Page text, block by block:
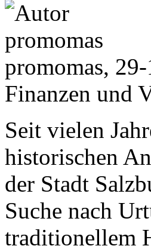
promomas,
Finanzen und
Seit vielen
historischen
der Stadt
Suche nach
traditionellem